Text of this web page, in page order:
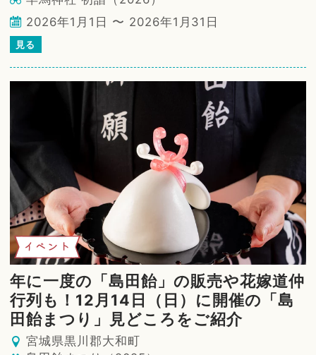
2026年1月1日 〜 2026年1月31日
見る
イベント
年に一度の「島田飴」の販売や花嫁道仲
行列も！12月14日（日）に開催の「島
田飴まつり」見どころをご紹介
宮城県黒川郡大和町